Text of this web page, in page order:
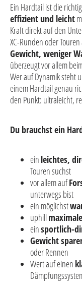
Ein Hardtail ist die
effizient und leicht
Kraft direkt auf den
XC-Runden oder
Gewicht, weniger
überzeugt vor allem
Wer auf Dynamik steht
einem Hardtail genau
den Punkt: ultraleicht,
Du brauchst ein
ein leichtes,
Touren suchst
vor allem auf
unterwegs bist
ein möglichst
uphill
einsportlich-
Gewicht
oder Rennen
Wert auf einen